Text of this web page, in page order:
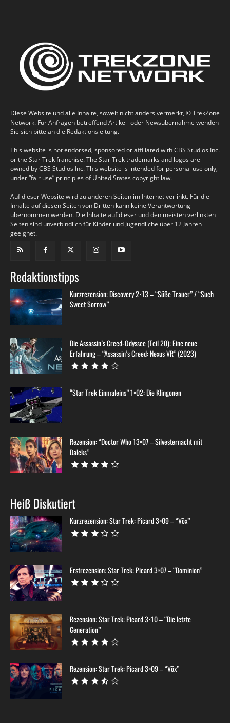
Diese Website und alle Inhalte, soweit nicht anders vermerkt, © TrekZone
Network. Für Anfragen betreffend Artikel- oder Newsübernahme wenden
Sie sich bitte an die Redaktionsleitung.
This website is not endorsed, sponsored or affiliated with CBS Studios Inc.
or the Star Trek franchise. The Star Trek trademarks and logos are
owned by CBS Studios Inc. This website is intended for personal use only,
under “fair use” principles of United States copyright law.
Auf dieser Website wird zu anderen Seiten im Internet verlinkt. Für die
Inhalte auf diesen Seiten von Dritten kann keine Verantwortung
übernommen werden. Die Inhalte auf dieser und den meisten verlinkten
Seiten sind unverbindlich für Kinder und Jugendliche über 12 Jahren
geeignet.
Redaktionstipps
Kurzrezension: Discovery 2×13 – “Süße Trauer” / “Such
Sweet Sorrow”
Die Assassin’s Creed-Odyssee (Teil 20): Eine neue
Erfahrung – “Assassin’s Creed: Nexus VR” (2023)
“Star Trek Einmaleins” 1×02: Die Klingonen
Rezension: “Doctor Who 13×07 – Silvesternacht mit
Daleks”
Heiß Diskutiert
Kurzrezension: Star Trek: Picard 3×09 – “Võx”
Erstrezension: Star Trek: Picard 3×07 – “Dominion”
Rezension: Star Trek: Picard 3×10 – “Die letzte
Generation”
Rezension: Star Trek: Picard 3×09 – “Võx”